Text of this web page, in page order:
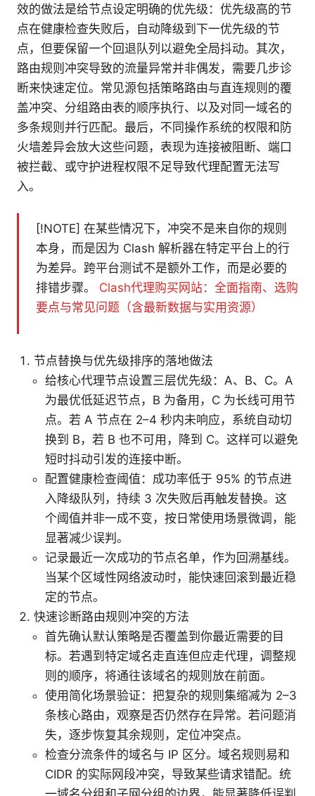
效的做法是给节点设定明确的优先级：优先级高的节
点在健康检查失败后，自动降级到下一优先级的节
点，但要保留一个回退队列以避免全局抖动。其次，
路由规则冲突导致的流量异常并非偶发，需要几步诊
断来快速定位。常见源包括策略路由与直连规则的覆
盖冲突、分组路由表的顺序执行、以及对同一域名的
多条规则并行匹配。最后，不同操作系统的权限和防
火墙差异会放大这些问题，表现为连接被阻断、端口
被拦截、或守护进程权限不足导致代理配置无法写
入。
[!NOTE] 在某些情况下，冲突不是来自你的规则
本身，而是因为 Clash 解析器在特定平台上的行
为差异。跨平台测试不是额外工作，而是必要的
排错步骤。 Clash代理购买网站：全面指南、选购
要点与常见问题（含最新数据与实用资源）
节点替换与优先级排序的落地做法
给核心代理节点设置三层优先级：A、B、C。A
为最优低延迟节点，B 为备用，C 为长线可用节
点。若 A 节点在 2–4 秒内未响应，系统自动切
换到 B，若 B 也不可用，降到 C。这样可以避免
短时抖动引发的连接中断。
配置健康检查阈值：成功率低于 95% 的节点进
入降级队列，持续 3 次失败后再触发替换。这
个阈值并非一成不变，按日常使用场景微调，能
显著减少误判。
记录最近一次成功的节点名单，作为回溯基线。
当某个区域性网络波动时，能快速回滚到最近稳
定的节点。
快速诊断路由规则冲突的方法
首先确认默认策略是否覆盖到你最近需要的目
标。若遇到特定域名走直连但应走代理，调整规
则的顺序，将通往该域名的规则放在前面。
使用简化场景验证：把复杂的规则集缩减为 2–3
条核心路由，观察是否仍然存在异常。若问题消
失，逐步恢复其余规则，定位冲突点。
检查分流条件的域名与 IP 区分。域名规则易和
CIDR 的实际网段冲突，导致某些请求错配。统